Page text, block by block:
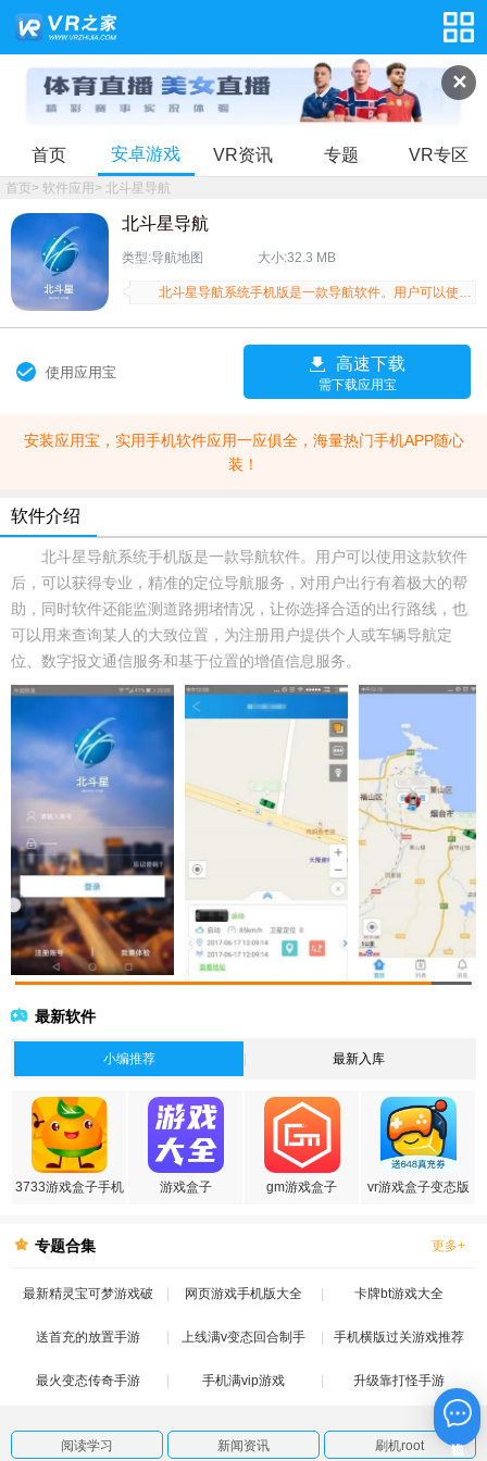
✕
首页 安卓游戏 VR资讯 专题 VR专区
首页> 软件应用> 北斗星导航
北斗星导航
类型:导航地图 大小:32.3 MB
使用应用宝 高速下载
需下载应用宝
安装应用宝，实用手机软件应用一应俱全，海量热门手机APP随心
装！
软件介绍
北斗星导航系统手机版是一款导航软件。用户可以使用这款软件
后，可以获得专业，精准的定位导航服务，对用户出行有着极大的帮
助，同时软件还能监测道路拥堵情况，让你选择合适的出行路线，也
可以用来查询某人的大致位置，为注册用户提供个人或车辆导航定
位、数字报文通信服务和基于位置的增值信息服务。
最新软件
小编推荐 最新入库
3733游戏盒子手机
游戏盒子 gm游戏盒子 vr游戏盒子变态版
专题合集 更多+
最新精灵宝可梦游戏破
解版
网页游戏手机版大全 卡牌bt游戏大全
送首充的放置手游 上线满v变态回合制手
游
手机横版过关游戏推荐
最火变态传奇手游 手机满vip游戏 升级靠打怪手游
阅读学习 新闻资讯 刷机root